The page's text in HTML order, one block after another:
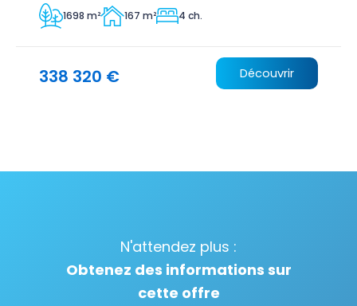
1698 m² 167 m² 4 ch.
338 320 € Découvrir
N'attendez plus :
Obtenez des informations sur
cette offre